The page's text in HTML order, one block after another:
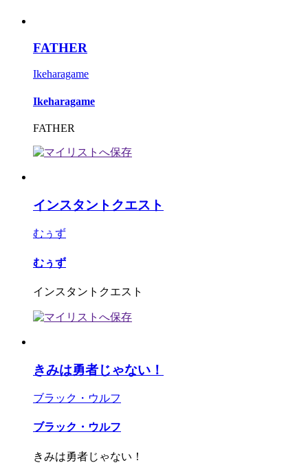
FATHER
Ikeharagame
Ikeharagame
FATHER
インスタントクエスト
むぅず
むぅず
インスタントクエスト
きみは勇者じゃない！
ブラック・ウルフ
ブラック・ウルフ
きみは勇者じゃない！